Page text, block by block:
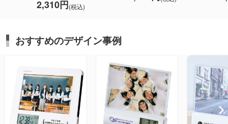
2,310円(税込)
おすすめのデザイン事例